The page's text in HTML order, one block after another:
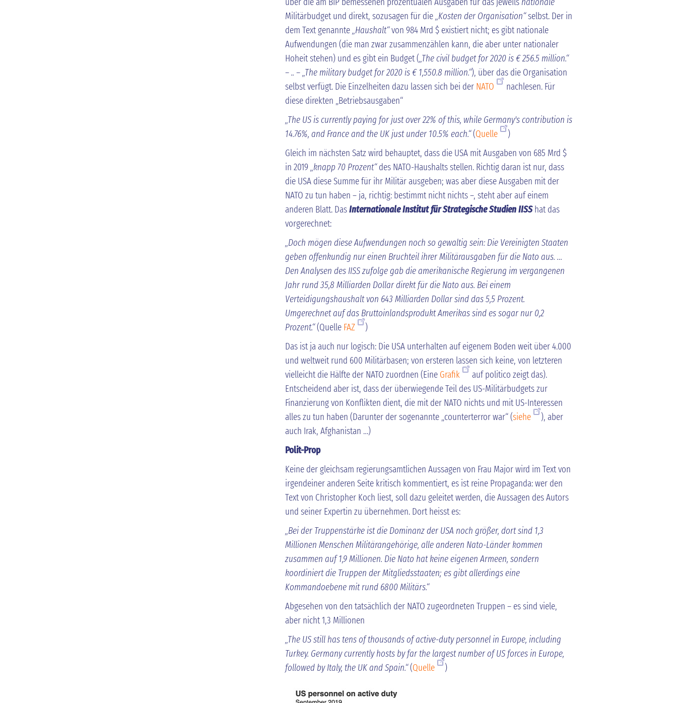
Militärbudget und direkt, sozusagen für die „Kosten der Organisation“selbst. Der in
dem Text genannte „Haushalt“von 984 Mrd $ existiert nicht; es gibt nationale
Aufwendungen (die man zwar zusammenzählen kann, die aber unter nationaler
Hoheit stehen) und es gibt ein Budget ( „The civil budget for 2020 is € 256.5 million.“
– .. – „The military budget for 2020 is € 1,550.8 million.“), über das die Organisation
selbst verfügt. Die Einzelheiten dazu lassen sich bei der NATO
nachlesen. Für
diese direkten „Betriebsausgaben“
„The US is currently paying for just over 22% of this, while Germany's contribution is
14.76%, and France and the UK just under 10.5% each.“(Quelle
)
Gleich im nächsten Satz wird behauptet, dass die USA mit Ausgaben von 685 Mrd $
in 2019 „knapp 70 Prozent“des NATO-Haushalts stellen. Richtig daran ist nur, dass
die USA diese Summe für ihr Militär ausgeben; was aber diese Ausgaben mit der
NATO zu tun haben – ja, richtig: bestimmt nicht nichts –, steht aber auf einem
anderen Blatt. DasInternationale Institut für Strategische Studien IISShat das
vorgerechnet:
„Doch mögen diese Aufwendungen noch so gewaltig sein: Die Vereinigten Staaten
geben offenkundig nur einen Bruchteil ihrer Militärausgaben für die Nato aus. …
Den Analysen des IISS zufolge gab die amerikanische Regierung im vergangenen
Jahr rund 35,8 Milliarden Dollar direkt für die Nato aus. Bei einem
Verteidigungshaushalt von 643 Milliarden Dollar sind das 5,5 Prozent.
Umgerechnet auf das Bruttoinlandsprodukt Amerikas sind es sogar nur 0,2
Prozent.“(Quelle FAZ
)
Das ist ja auch nur logisch: Die USA unterhalten auf eigenem Boden weit über 4.000
und weltweit rund 600 Militärbasen; von ersteren lassen sich keine, von letzteren
vielleicht die Hälfte der NATO zuordnen (Eine Grafik
auf politico zeigt das).
Entscheidend aber ist, dass der überwiegende Teil des US-Militärbudgets zur
Finanzierung von Konflikten dient, die mit der NATO nichts und mit US-Interessen
alles zu tun haben (Darunter der sogenannte „counterterror war“ (siehe
), aber
auch Irak, Afghanistan …)
Polit-Prop
Keine der gleichsam regierungsamtlichen Aussagen von Frau Major wird im Text von
irgendeiner anderen Seite kritisch kommentiert, es ist reine Propaganda: wer den
Text von Christopher Koch liest, soll dazu geleitet werden, die Aussagen des Autors
und seiner Expertin zu übernehmen. Dort heisst es:
„Bei der Truppenstärke ist die Dominanz der USA noch größer, dort sind 1,3
Millionen Menschen Militärangehörige, alle anderen Nato-Länder kommen
zusammen auf 1,9 Millionen. Die Nato hat keine eigenen Armeen, sondern
koordiniert die Truppen der Mitgliedsstaaten; es gibt allerdings eine
Kommandoebene mit rund 6800 Militärs.“
Abgesehen von den tatsächlich der NATO zugeordneten Truppen – es sind viele,
aber nicht 1,3 Millionen
„The US still has tens of thousands of active-duty personnel in Europe, including
Turkey. Germany currently hosts by far the largest number of US forces in Europe,
followed by Italy, the UK and Spain.“(Quelle )